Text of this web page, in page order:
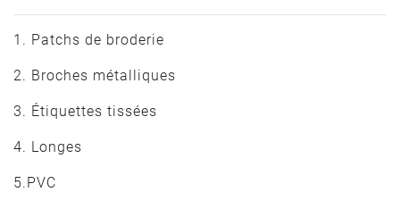
1. Patchs de broderie
2. Broches métalliques
3. Étiquettes tissées
4. Longes
5.PVC